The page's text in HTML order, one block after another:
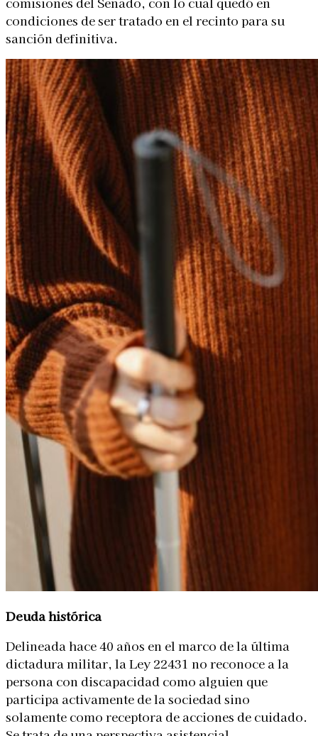
condiciones de ser tratado en el recinto para su
sanción definitiva.
Deuda histórica
Delineada hace 40 años en el marco de la última
dictadura militar, la Ley 22431 no reconoce a la
persona con discapacidad como alguien que
participa activamente de la sociedad sino
solamente como receptora de acciones de cuidado.